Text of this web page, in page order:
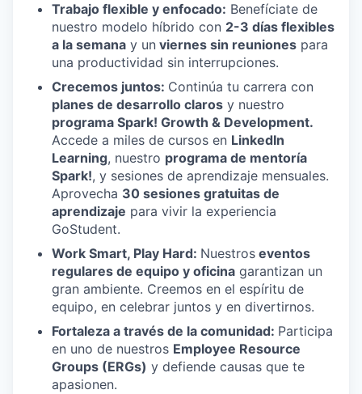
Trabajo flexible y enfocado: Benefíciate de
nuestro modelo híbrido con 2-3 días flexibles
a la semana y un viernes sin reuniones para
una productividad sin interrupciones.
Crecemos juntos: Continúa tu carrera con
planes de desarrollo claros y nuestro
programa Spark! Growth & Development.
Accede a miles de cursos en LinkedIn
Learning, nuestro programa de mentoría
Spark!, y sesiones de aprendizaje mensuales.
Aprovecha 30 sesiones gratuitas de
aprendizaje para vivir la experiencia
GoStudent.
Work Smart, Play Hard: Nuestros eventos
regulares de equipo y oficina garantizan un
gran ambiente. Creemos en el espíritu de
equipo, en celebrar juntos y en divertirnos.
Fortaleza a través de la comunidad: Participa
en uno de nuestros Employee Resource
Groups (ERGs) y defiende causas que te
apasionen.